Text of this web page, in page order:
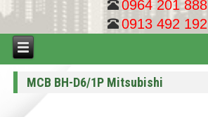
0964 201 888
0913 492 192
MCB BH-D6/1P Mitsubishi